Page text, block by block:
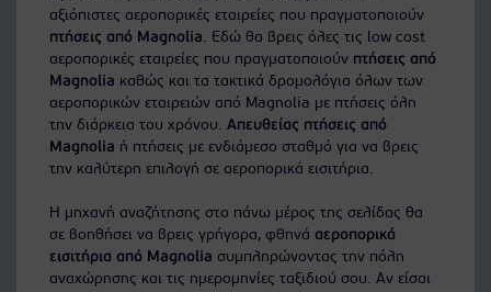
αξιόπιστες αεροπορικές εταιρείες που πραγματοποιούν
πτήσεις από Magnolia. Εδώ θα βρεις όλες τις low cost
αεροπορικές εταιρείες που πραγματοποιούν πτήσεις από
Magnolia καθώς και τα τακτικά δρομολόγια όλων των
αεροπορικών εταιρειών από Magnolia με πτήσεις όλη
την διάρκεια του χρόνου. Απευθείας πτήσεις από
Magnolia ή πτήσεις με ενδιάμεσο σταθμό για να βρεις
την καλύτερη επιλογή σε αεροπορικά εισιτήρια.
Η μηχανή αναζήτησης στο πάνω μέρος της σελίδας θα
σε βοηθήσει να βρεις γρήγορα, φθηνά αεροπορικά
εισιτήρια από Magnolia συμπληρώνοντας την πόλη
αναχώρησης και τις ημερομηνίες ταξιδιού σου. Αν είσαι